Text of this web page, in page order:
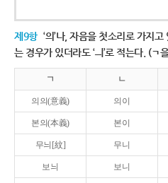
제9항 ‘의’나, 자음을 첫소리로 가지고
는 경우가 있더라도 ‘ㅢ’로 적는다. (ㄱ
ㄱ ㄴ
의의(意義) 의이
본의(本義) 본이
무늬[紋] 무니
보늬 보니